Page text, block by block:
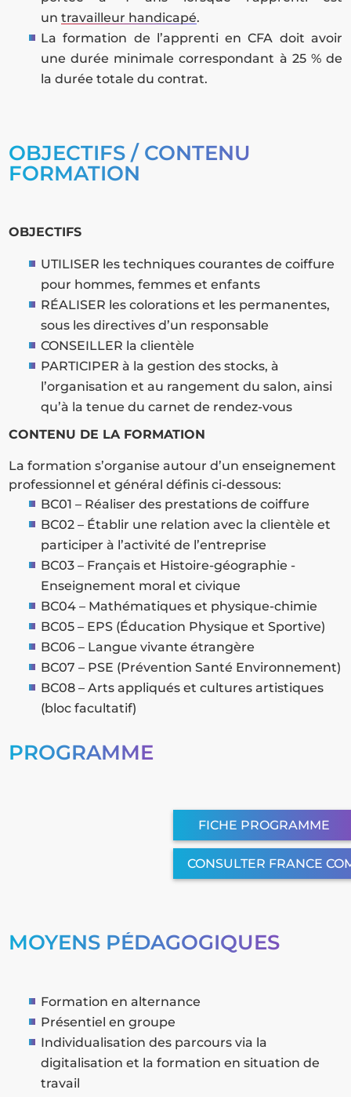
untravailleur handicapé.
La formation de l’apprenti en CFA doit avoir
une durée minimale correspondant à 25 % de
la durée totale du contrat.
OBJECTIFS / CONTENU
FORMATION
OBJECTIFS
UTILISER les techniques courantes de coiffure
pour hommes, femmes et enfants
RÉALISER les colorations et les permanentes,
sous les directives d’un responsable
CONSEILLER la clientèle
PARTICIPER à la gestion des stocks, à
l’organisation et au rangement du salon, ainsi
qu’à la tenue du carnet de rendez-vous
CONTENU DE LA FORMATION
La formation s’organise autour d’un enseignement
professionnel et général définis ci-dessous:
BC01 – Réaliser des prestations de coiffure
BC02 – Établir une relation avec la clientèle et
participer à l’activité de l’entreprise
BC03 – Français et Histoire-géographie -
Enseignement moral et civique
BC04 – Mathématiques et physique-chimie
BC05 – EPS (Éducation Physique et Sportive)
BC06 – Langue vivante étrangère
BC07 – PSE (Prévention Santé Environnement)
BC08 – Arts appliqués et cultures artistiques
(bloc facultatif)
PROGRAMME
FICHE PROGRAMME
CONSULTER FRANCE
MOYENS PÉDAGOGIQUES
Formation en alternance
Présentiel en groupe
Individualisation des parcours via la
digitalisation et la formation en situation de
travail